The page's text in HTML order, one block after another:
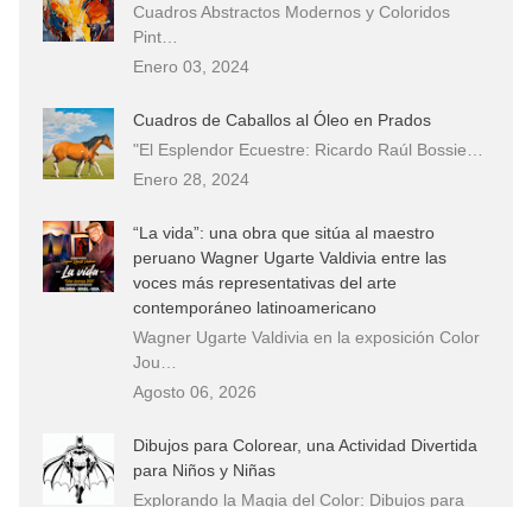
Cuadros Abstractos Modernos y Coloridos
Pint…
Enero 03, 2024
Cuadros de Caballos al Óleo en Prados
"El Esplendor Ecuestre: Ricardo Raúl Bossie…
Enero 28, 2024
“La vida”: una obra que sitúa al maestro
peruano Wagner Ugarte Valdivia entre las
voces más representativas del arte
contemporáneo latinoamericano
Wagner Ugarte Valdivia en la exposición Color
Jou…
Agosto 06, 2026
Dibujos para Colorear, una Actividad Divertida
para Niños y Niñas
Explorando la Magia del Color: Dibujos para